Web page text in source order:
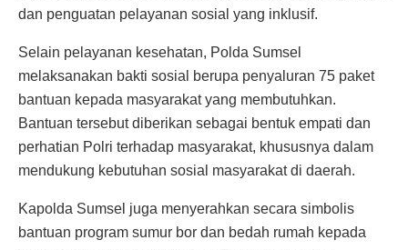
dan penguatan pelayanan sosial yang inklusif.
Selain pelayanan kesehatan, Polda Sumsel
melaksanakan bakti sosial berupa penyaluran 75 paket
bantuan kepada masyarakat yang membutuhkan.
Bantuan tersebut diberikan sebagai bentuk empati dan
perhatian Polri terhadap masyarakat, khususnya dalam
mendukung kebutuhan sosial masyarakat di daerah.
Kapolda Sumsel juga menyerahkan secara simbolis
bantuan program sumur bor dan bedah rumah kepada